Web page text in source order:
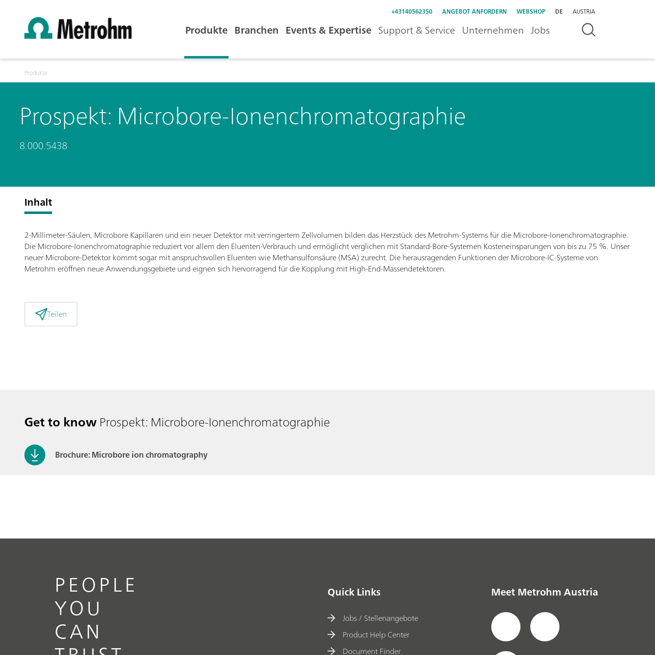
+43140562350 ANGEBOT ANFORDERN WEBSHOP DE AUSTRIA
Produkte Branchen Events & Expertise Support & Service Unternehmen Jobs
Produkte
Prospekt: Microbore-Ionenchromatographie
8.000.5438
Inhalt
2-Millimeter-Säulen, Microbore Kapillaren und ein neuer Detektor mit verringertem Zellvolumen bilden das Herzstück des Metrohm-Systems für die Microbore-Ionenchromatographie.
Die Microbore-Ionenchromatographie reduziert vor allem den Eluenten-Verbrauch und ermöglicht verglichen mit Standard-Bore-Systemen Kosteneinsparungen von bis zu 75 %. Unser
neuer Microbore-Detektor kommt sogar mit anspruchsvollen Eluenten wie Methansulfonsäure (MSA) zurecht. Die herausragenden Funktionen der Microbore-IC-Systeme von
Metrohm eröffnen neue Anwendungsgebiete und eignen sich hervorragend für die Kopplung mit High-End-Massendetektoren.
Teilen
Get to knowProspekt: Microbore-Ionenchromatographie
Brochure: Microbore ion chromatography
PEOPLE
YOU
CAN
Quick Links
Jobs / Stellenangebote
Product Help Center
Document Finder
Meet Metrohm Austria